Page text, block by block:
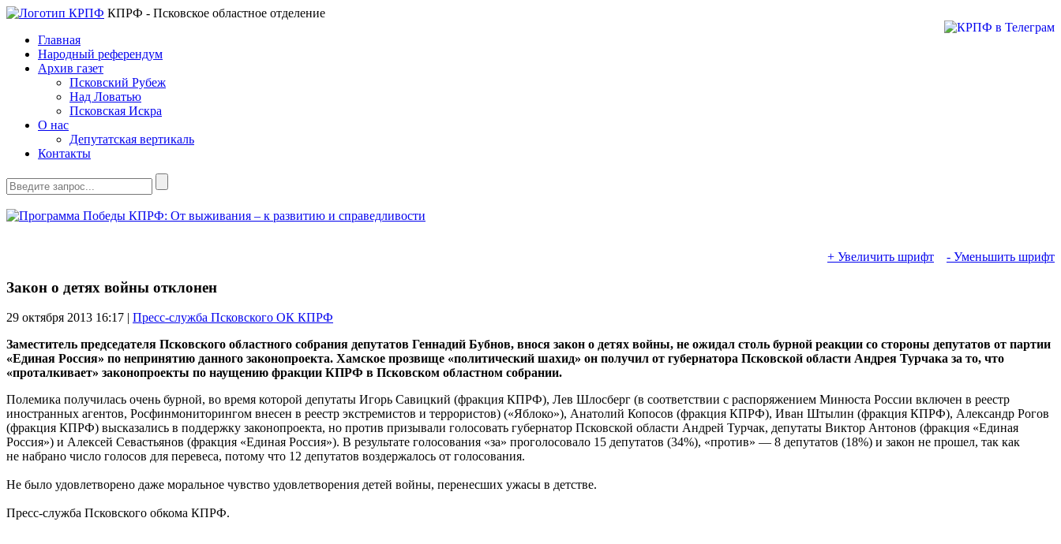
КПРФ - Псковское областное отделение
Главная
Народный референдум
Архив газет
Псковский Рубеж
Над Ловатью
Псковская Искра
О нас
Депутатская вертикаль
Контакты
+ Увеличить шрифт - Уменьшить шрифт
Закон о детях войны отклонен
29 октября 2013 16:17 | Пресс-служба Псковского ОК КПРФ
Заместитель председателя Псковского областного собрания депутатов Геннадий Бубнов, внося закон о детях войны, не ожидал столь бурной реакции со стороны депутатов от партии
«Единая Россия» по непринятию данного законопроекта. Хамское прозвище «политический шахид» он получил от губернатора Псковской области Андрея Турчака за то, что
«проталкивает» законопроекты по наущению фракции КПРФ в Псковском областном собрании.
Полемика получилась очень бурной, во время которой депутаты Игорь Савицкий (фракция КПРФ), Лев Шлосберг (в соответствии с распоряжением Минюста России включен в реестр
иностранных агентов, Росфинмониторингом внесен в реестр экстремистов и террористов) («Яблоко»), Анатолий Копосов (фракция КПРФ), Иван Штылин (фракция КПРФ), Александр Рогов
(фракция КПРФ) высказались в поддержку законопроекта, но против призывали голосовать губернатор Псковской области Андрей Турчак, депутаты Виктор Антонов (фракция «Единая
Россия») и Алексей Севастьянов (фракция «Единая Россия»). В результате голосования «за» проголосовало 15 депутатов (34%), «против» — 8 депутатов (18%) и закон не прошел, так как
не набрано число голосов для перевеса, потому что 12 депутатов воздержалось от голосования.
Не было удовлетворено даже моральное чувство удовлетворения детей войны, перенесших ужасы в детстве.
Пресс-служба Псковского обкома КПРФ.